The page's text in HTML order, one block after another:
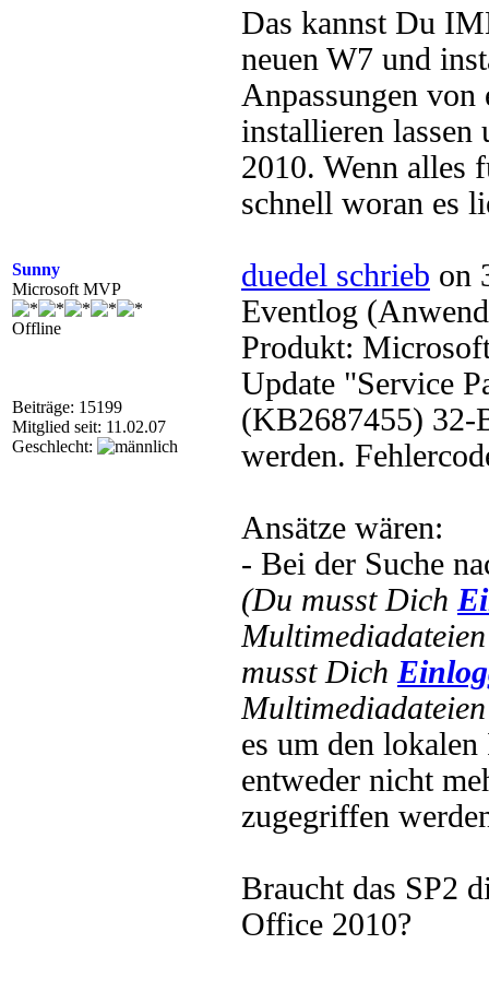
Sunny
Microsoft MVP
Offline
Beiträge: 15199
Mitglied seit: 11.02.07
Geschlecht:
Das kannst Du
neuen W7 und
Anpassungen
installieren lassen
2010. Wenn alles
schnell woran es
duedel schrieb on
Eventlog
Produkt:
Update "Service
(KB2687455) 32-
werden.
Ansätze wären:
- Bei der Suche
(Du musst Dich
musst Dich
es um den
entweder nicht
zugegriffen
Braucht das SP2
Office 2010?